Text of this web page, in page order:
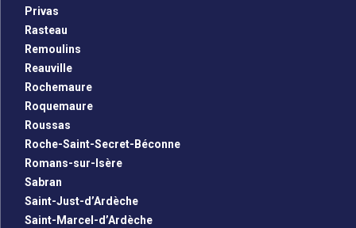
Privas
Rasteau
Remoulins
Reauville
Rochemaure
Roquemaure
Roussas
Roche-Saint-Secret-Béconne
Romans-sur-Isère
Sabran
Saint-Just-d’Ardèche
Saint-Marcel-d’Ardèche